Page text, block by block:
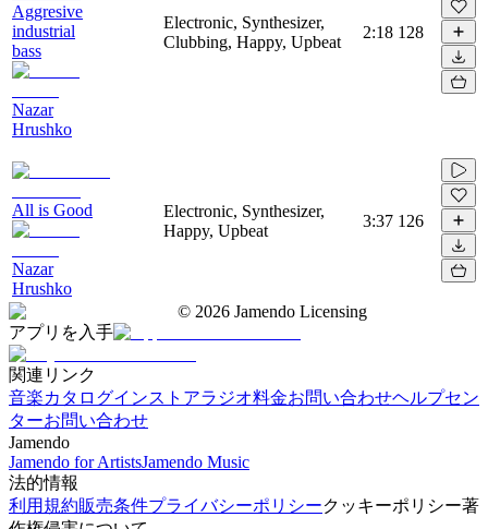
Aggresive
industrial
bass
Nazar
Hrushko
Electronic, Synthesizer,
Clubbing, Happy, Upbeat
2:18 128
All is Good
Nazar
Hrushko
Electronic, Synthesizer,
Happy, Upbeat
3:37 126
© 2026 Jamendo Licensing
アプリを入手
関連リンク
音楽カタログインストアラジオ料金お問い合わせヘルプセン
ターお問い合わせ
Jamendo
Jamendo for ArtistsJamendo Music
法的情報
利用規約販売条件プライバシーポリシークッキーポリシー著